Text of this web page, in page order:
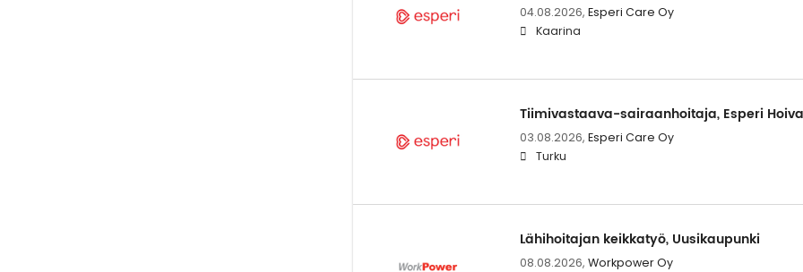
04.08.2026, Esperi Care Oy
Kaarina
Tiimivastaava-sairaanhoitaja, Esperi
03.08.2026, Esperi Care Oy
Turku
Lähihoitajan keikkatyö, Uusikaupunki
08.08.2026, Workpower Oy